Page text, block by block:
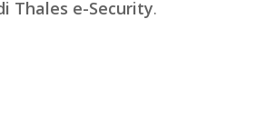
Thales e-Security.